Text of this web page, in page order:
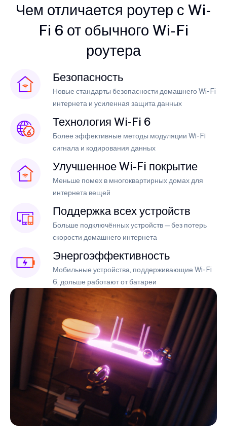
Чем отличается роутер с Wi-
Fi 6 от обычного Wi-Fi
роутера
Безопасность
Новые стандарты безопасности домашнего Wi-Fi
интернета и усиленная защита данных
Технология Wi-Fi 6
Более эффективные методы модуляции Wi-Fi
сигнала и кодирования данных
Улучшенное Wi-Fi покрытие
Меньше помех в многоквартирных домах для
интернета вещей
Поддержка всех устройств
Больше подключённых устройств — без потерь
скорости домашнего интернета
Энергоэффективность
Мобильные устройства, поддерживающие Wi-Fi
6, дольше работают от батареи